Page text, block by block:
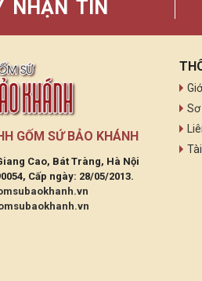
NHẬN TIN
GỐM SỨ BẢO KHÁNH
Cao, Bát Tràng, Hà Nội
Cấp ngày: 28/05/2013.